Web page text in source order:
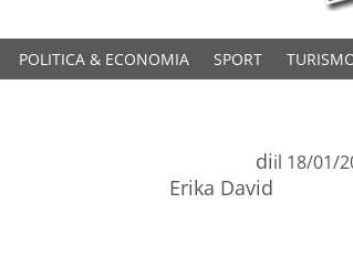
POLITICA & ECONOMIA SPORT
di
Erika David
il 18/01/